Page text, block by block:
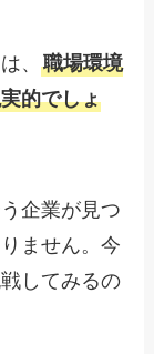
、職場環境
的でしょ
企業が見つ
ません。今
してみるの